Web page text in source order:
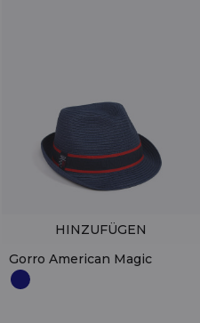
Gorro American Magic
HINZUFÜGEN